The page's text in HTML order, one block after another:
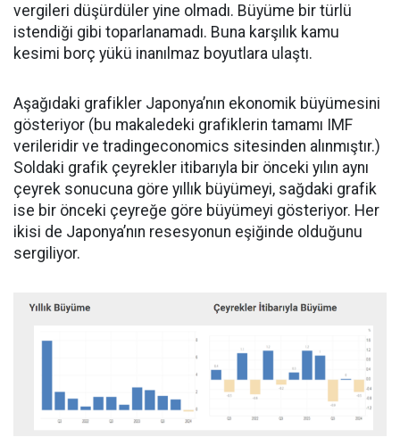
vergileri düşürdüler yine olmadı. Büyüme bir türlü
istendiği gibi toparlanamadı. Buna karşılık kamu
kesimi borç yükü inanılmaz boyutlara ulaştı.
Aşağıdaki grafikler Japonya’nın ekonomik büyümesini
gösteriyor (bu makaledeki grafiklerin tamamı IMF
verileridir ve tradingeconomics sitesinden alınmıştır.)
Soldaki grafik çeyrekler itibarıyla bir önceki yılın aynı
çeyrek sonucuna göre yıllık büyümeyi, sağdaki grafik
ise bir önceki çeyreğe göre büyümeyi gösteriyor. Her
ikisi de Japonya’nın resesyonun eşiğinde olduğunu
sergiliyor.